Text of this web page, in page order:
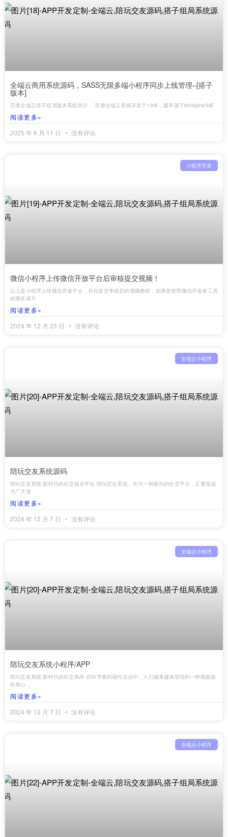
全端云商用系统源码，SASS无限多端小程序同步上线管理–[搭子
版本]
百搜全端云搭子组局版本系统简介： 百搜全端云系统开发于19年，最早基于thinkphp5框
阅读更多»
2025 年 6 月 11 日
没有评论
小程序开发
微信小程序上传微信开放平台后审核提交视频！
以上是小程序上传微信开放平台，并且提交审核后的视频教程，如果是使用微信开发者工具
的朋友请不
阅读更多»
2024 年 12 月 23 日
没有评论
全端云小程序
陪玩交友系统源码
陪玩交友系统:新时代的社交娱乐平台 陪玩交友系统，作为一种新兴的社交平台，正逐渐成
为广大游
阅读更多»
2024 年 12 月 7 日
没有评论
全端云小程序
陪玩交友系统小程序/APP
陪玩交友系统:新时代的社交风尚 在快节奏的现代生活中，人们越来越渴望找到一种既能放
松身心，
阅读更多»
2024 年 12 月 7 日
没有评论
全端云小程序